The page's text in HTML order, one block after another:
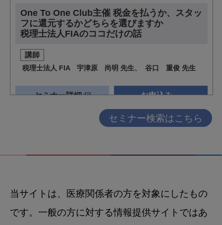
セミナー検索はこちら
当サイトは、医療関係者の方を対象にしたもの
です。一般の方に対する情報提供サイトではあ